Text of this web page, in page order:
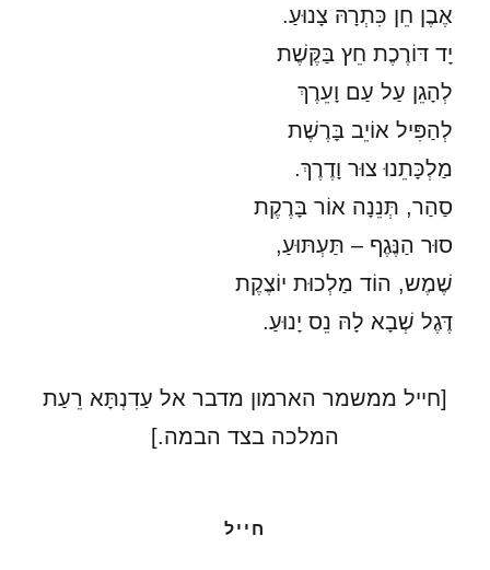
אֶבֶן חֵן כִּתְרָהּ צָנוּעַ.
יָד דּוֹרֶכֶת חֵץ בַּקֶּשֶׁת
לְהָגֵן עַל עַם וָעֵרֶךְ
לְהַפִּיל אוֹיֵב בָּרֶשֶׁת
מַלְכָּתֵנוּ צוּר וָדֶרֶךְ.
סַהַר, תְּנֵנָה אוֹר בָּרֶקֶת
סוּר הַנֶּגֶף – תַּעְתּוּעַ,
שֶׁמֶש, הוֹד מַלְכוּת יוֹצֶקֶת
דֶּגֶל שְׁבָא לָהּ נֵס יָנוּעַ.
[חייל ממשמר הארמון מדבר אל עַדִנְתָּא רֵעַת
המלכה בצד הבמה.]
חייל